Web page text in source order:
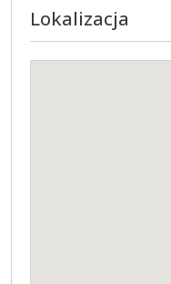
Lokalizacja